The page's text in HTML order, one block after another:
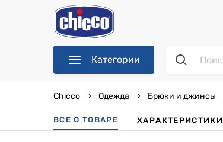
Категории
Chicco Одежда Брюки и джинсы
ВСЕ О ТОВАРЕ ХАРАКТЕРИСТИКИ